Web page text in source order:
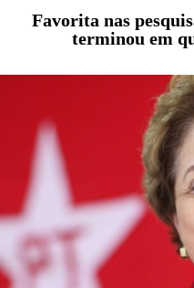
Favorita nas
terminou em